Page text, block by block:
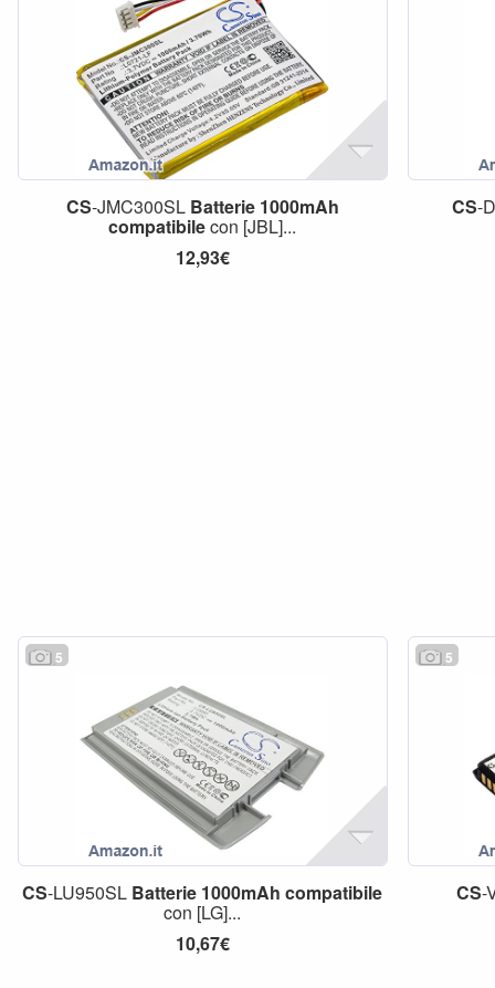
CS-JMC300SL Batterie 1000mAh
compatibilecon [JBL]...
12,93€
CS-
5
CS-LU950SL Batterie 1000mAh compatibile
con [LG]...
10,67€
5
CS-